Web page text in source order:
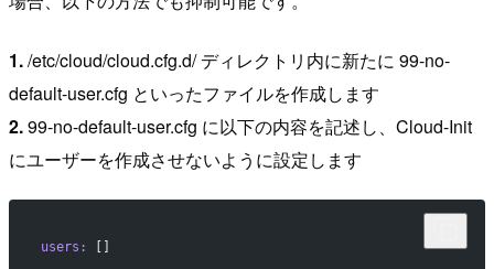
1./etc/cloud/cloud.cfg.d/ ディレクトリ内に新たに 99-no-
default-user.cfg といったファイルを作成します
2.99-no-default-user.cfg に以下の内容を記述し、Cloud-Init
にユーザーを作成させないように設定します
users: